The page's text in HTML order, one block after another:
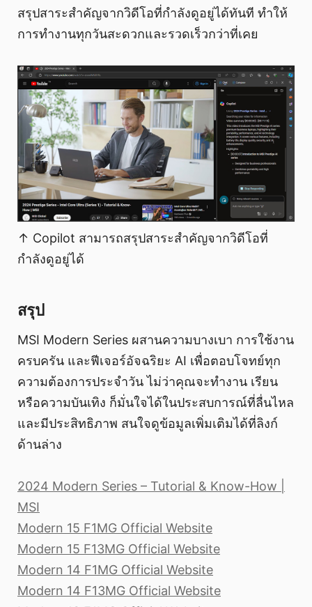
สรุปสาระสำคัญจากวิดีโอที่กำลังดูอยู่ได้ทันที ทำให้
การทำงานทุกวันสะดวกและรวดเร็วกว่าที่เคย
↑ Copilot สามารถสรุปสาระสำคัญจากวิดีโอที่
กำลังดูอยู่ได้
สรุป
MSI Modern Series ผสานความบางเบา การใช้งาน
ครบครัน และฟีเจอร์อัจฉริยะ AI เพื่อตอบโจทย์ทุก
ความต้องการประจำวัน ไม่ว่าคุณจะทำงาน เรียน
หรือความบันเทิง ก็มั่นใจได้ในประสบการณ์ที่ลื่นไหล
และมีประสิทธิภาพ สนใจดูข้อมูลเพิ่มเติมได้ที่ลิงก์
ด้านล่าง
2024 Modern Series – Tutorial & Know-How |
MSI
Modern 15 F1MG Official Website
Modern 15 F13MG Official Website
Modern 14 F1MG Official Website
Modern 14 F13MG Official Website